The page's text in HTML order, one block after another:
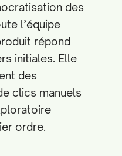
des
l’équipe
répond
initiales. Elle
des
clics manuels
ordre.